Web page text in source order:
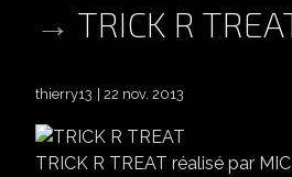
TRICK R
thierry13 22 nov. 2013
TRICK R TREAT réalisé par